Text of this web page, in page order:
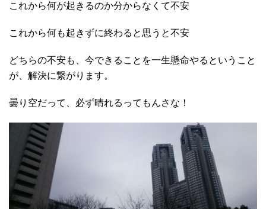
これから何が起きるのか分からなくて不安
これから何も起きずに終わると思うと不安
どちらの不安も、今できることを一生懸命やるということ
が、解決に繋がります。
曇り空だって、必ず晴れるってもんさな！